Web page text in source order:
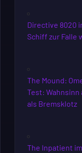
Directive 8020
Schiff zur Falle
The Mound:
Test: Wahnsinn
als Bremsklotz
The Inpatient